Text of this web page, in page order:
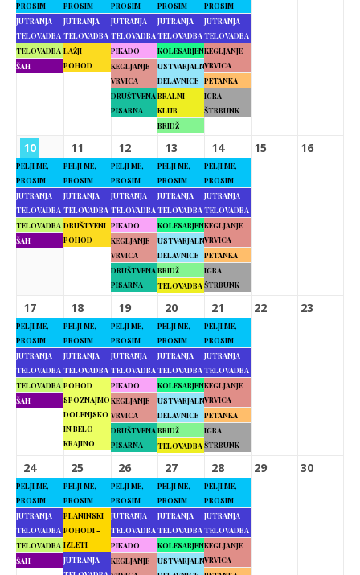
PROSIM
JUTRANJA
TELOVADBA
TELOVADBA
ŠAH
PROSIM
JUTRANJA
TELOVADBA
LAŽJI
POHOD
PROSIM
JUTRANJA
TELOVADBA
PIKADO
KEGLJANJE
VRVICA
DRUŠTVENA
PISARNA
PROSIM
JUTRANJA
TELOVADBA
KOLESARJENJE
USTVARJALNE
DELAVNICE
BRALNI
KLUB
BRIDŽ
PROSIM
JUTRANJA
TELOVADBA
KEGLJANJE
VRVICA
PETANKA
IGRA
ŠTRBUNK
10
PELJI ME,
PROSIM
JUTRANJA
TELOVADBA
TELOVADBA
ŠAH
11
PELJI ME,
PROSIM
JUTRANJA
TELOVADBA
DRUŠTVENI
POHOD
12
PELJI ME,
PROSIM
JUTRANJA
TELOVADBA
PIKADO
KEGLJANJE
VRVICA
DRUŠTVENA
PISARNA
13
PELJI ME,
PROSIM
JUTRANJA
TELOVADBA
KOLESARJENJE
USTVARJALNE
DELAVNICE
BRIDŽ
TELOVADBA
14
PELJI ME,
PROSIM
JUTRANJA
TELOVADBA
KEGLJANJE
VRVICA
PETANKA
IGRA
ŠTRBUNK
15 16
17
PELJI ME,
PROSIM
JUTRANJA
TELOVADBA
TELOVADBA
ŠAH
18
PELJI ME,
PROSIM
JUTRANJA
TELOVADBA
POHOD
SPOZNAJMO
DOLENJSKO
IN BELO
KRAJINO
19
PELJI ME,
PROSIM
JUTRANJA
TELOVADBA
PIKADO
KEGLJANJE
VRVICA
DRUŠTVENA
PISARNA
20
PELJI ME,
PROSIM
JUTRANJA
TELOVADBA
KOLESARJENJE
USTVARJALNE
DELAVNICE
BRIDŽ
TELOVADBA
21
PELJI ME,
PROSIM
JUTRANJA
TELOVADBA
KEGLJANJE
VRVICA
PETANKA
IGRA
ŠTRBUNK
22 23
24
PELJI ME,
PROSIM
JUTRANJA
TELOVADBA
TELOVADBA
ŠAH
25
PELJI ME,
PROSIM
PLANINSKI
POHODI –
IZLETI
JUTRANJA
26
PELJI ME,
PROSIM
JUTRANJA
TELOVADBA
PIKADO
KEGLJANJE
27
PELJI ME,
PROSIM
JUTRANJA
TELOVADBA
KOLESARJENJE
USTVARJALNE
28
PELJI ME,
PROSIM
JUTRANJA
TELOVADBA
KEGLJANJE
VRVICA
29 30